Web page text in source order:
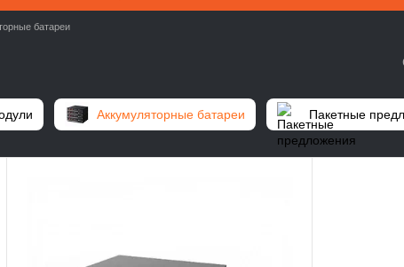
батареи
Аккумуляторные батареи Пакетные